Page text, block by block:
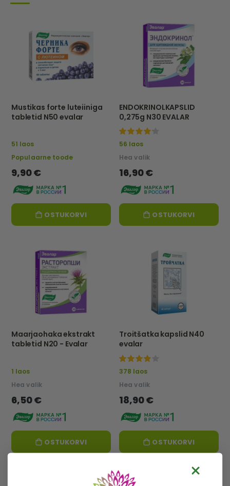
Mustikas forte luteiiniga
tabletid N50 evalar
51 laos
Populaarne toode
9,90 €
OSTUKORVI
ENDOKRINOLKAPSLID
0,275g N30 EVALAR
56 laos
Hea valik
16,90 €
OSTUKORVI
Maarjaohaka ekstrakt
tabletid N20 - Evalar
1 laos
Hea valik
6,50 €
OSTUKORVI
Troitšatka kapslid N40
evalar
92%
378 laos
Hea valik
18,90 €
OSTUKORVI